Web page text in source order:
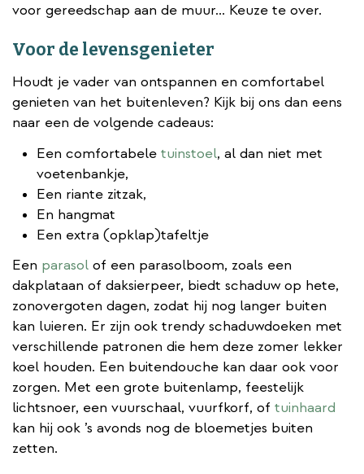
voor gereedschap aan de muur... Keuze te over.
Voor de levensgenieter
Houdt je vader van ontspannen en comfortabel
genieten van het buitenleven? Kijk bij ons dan eens
naar een de volgende cadeaus:
Een comfortabele tuinstoel, al dan niet met
voetenbankje,
Een riante zitzak,
En hangmat
Een extra (opklap)tafeltje
Een parasol of een parasolboom, zoals een
dakplataan of daksierpeer, biedt schaduw op hete,
zonovergoten dagen, zodat hij nog langer buiten
kan luieren. Er zijn ook trendy schaduwdoeken met
verschillende patronen die hem deze zomer lekker
koel houden. Een buitendouche kan daar ook voor
zorgen. Met een grote buitenlamp, feestelijk
lichtsnoer, een vuurschaal, vuurfkorf, of tuinhaard
kan hij ook ’s avonds nog de bloemetjes buiten
zetten.